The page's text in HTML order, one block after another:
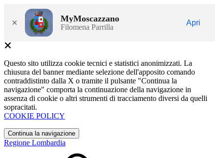
× MyMoscazzano
Filomena Parrilla
Apri
Questo sito utilizza cookie tecnici e statistici anonimizzati. La
chiusura del banner mediante selezione dell'apposito comando
contraddistinto dalla X o tramite il pulsante "Continua la
navigazione" comporta la continuazione della navigazione in
assenza di cookie o altri strumenti di tracciamento diversi da quelli
sopracitati.
COOKIE POLICY
Continua la navigazione
Regione Lombardia